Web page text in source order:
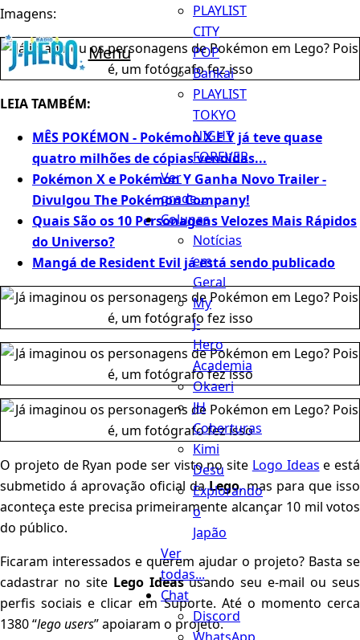
Menu
PLAYLIST
CITY
POP
Bankai
PLAYLIST
TOKYO
NIGHT
FOREVER
Ver
grade...
Colunas
Notícias
em
Geral
My
J-
Hero
Academia
Okaeri
JH
Coberturas
Kimi
Desu
Explorando
o
Japão
Ver
todas...
Chat
Discord
Imagens:
LEIA TAMBÉM:
MÊS POKÉMON - Pokémon X E Y já teve quase
quatro milhões de cópias vendidas...
Pokémon X e Pokémon Y Ganha Novo Trailer -
Divulgou The Pokémon Company!
Quais São os 10 Personagens Velozes Mais Rápidos
do Universo?
Mangá de Resident Evil já está sendo publicado
O projeto de Ryan pode ser visto no site Logo Ideas e está
submetido á aprovação oficial daLego, mas para que isso
aconteça este precisa primeiramente alcançar 10 mil votos
do público.
Ficaram interessados e querem ajudar o projeto? Basta se
cadastrar no site Lego Ideasusando seu e-mail ou seus
perfis sociais e clicar em Suporte. Até o momento cerca
1380 “lego users” apoiaram o projeto.